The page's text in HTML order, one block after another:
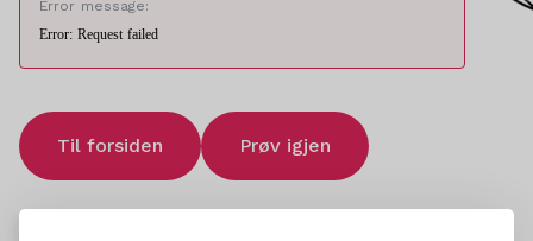
Error message:
Error: Request failed
Til forsiden Prøv igjen